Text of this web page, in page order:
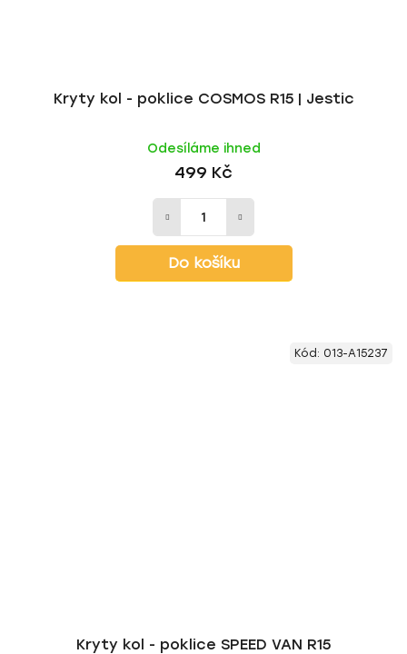
Kryty kol - poklice COSMOS R15 | Jestic
Odesíláme ihned
499 Kč
Do košíku
Kryty kol - poklice SPEED VAN R15
Kód: 013-A15237